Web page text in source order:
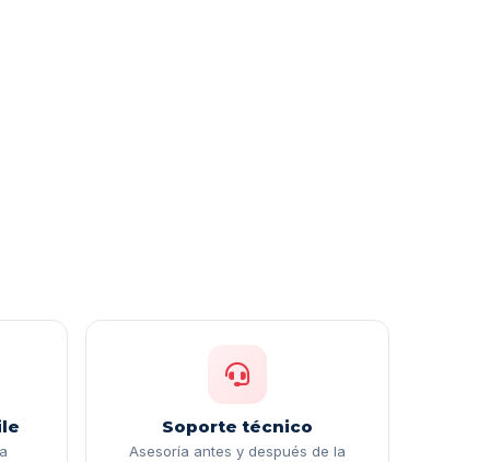
Soporte técnico
Asesoría antes y después de la